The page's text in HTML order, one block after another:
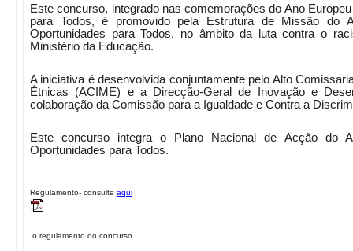
Este concurso, integrado nas comemorações do Ano
para Todos, é promovido pela Estrutura de Missão do
Oportunidades para Todos, no âmbito da luta contra o
Ministério da Educação.
A iniciativa é desenvolvida conjuntamente pelo Alto
Étnicas (ACIME) e a Direcção-Geral de Inovação e
colaboração da Comissão para a Igualdade e Contra a
Este concurso integra o Plano Nacional de Acção do
Oportunidades para Todos.
Regulamento- consulte aqui
o regulamento do concurso